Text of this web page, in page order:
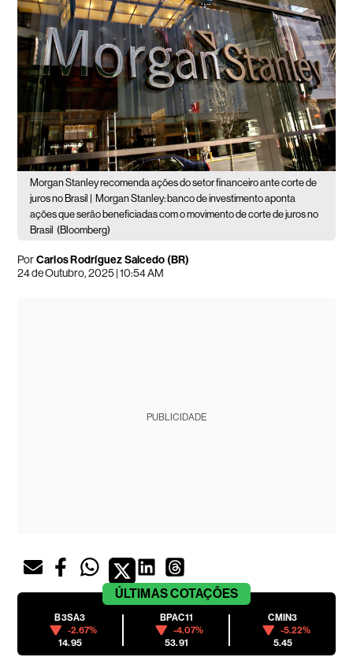
Morgan Stanley recomenda ações do setor financeiro ante corte de
juros no Brasil |
Morgan Stanley: banco de investimento aponta
ações que serão beneficiadas com o movimento de corte de juros no
Brasil (Bloomberg)
PorCarlos Rodríguez Salcedo (BR)
24 de Outubro, 2025 | 10:54 AM
PUBLICIDADE
ÚLTIMASCOTAÇÕES
B3SA3
-2.67%
14.95
BPAC11
-4.07%
53.91
CMIN3
-5.22%
5.45